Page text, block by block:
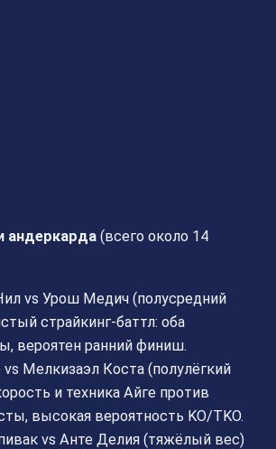
андеркарда (всего около 14
vs Урош Медич (полусредний
страйкинг-баттл: оба
вероятен ранний финиш.
Мелкизаэл Коста (полулёгкий
и техника Айге против
высокая вероятность KO/TKO.
vs Анте Делия (тяжёлый вес)